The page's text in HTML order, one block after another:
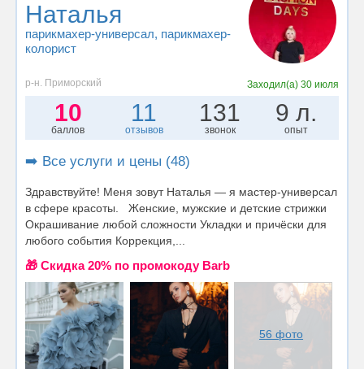
Наталья
парикмахер-универсал, парикмахер-
колорист
р-н. Приморский Заходил(а) 30 июля
10
баллов
11
отзывов
131
звонок
9 л.
опыт
➡️ Все услуги и цены (48)
Здравствуйте! Меня зовут Наталья — я мастер-универсал
в сфере красоты. Женские, мужские и детские стрижки
Окрашивание любой сложности Укладки и причёски для
любого события Коррекция,...
🎁 Cкидка 20% по промокоду Barb
56 фото